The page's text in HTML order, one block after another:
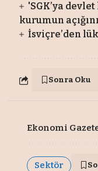
'SGK’ya
kurumun
İsviçre’den
Sonra Oku
Ekonomi
Sektör